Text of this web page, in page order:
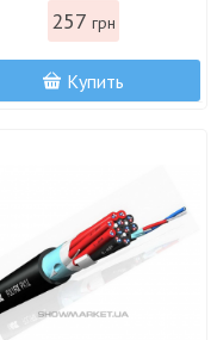
257 грн
Купить